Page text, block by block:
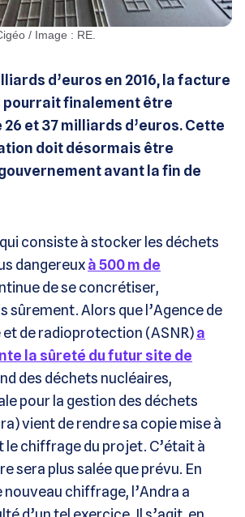
/ Image : RE.
d’euros en 2016, la facture
pourrait finalement être
et 37 milliards d’euros. Cette
doit désormais être
avant la fin de
consiste à stocker les déchets
dangereuxà 500 m de
de se concrétiser,
sûrement. Alors que l’Agence de
de radioprotection (ASNR)a
la sûreté du futur site de
des déchets nucléaires,
pour la gestion des déchets
vient de rendre sa copie mise à
chiffrage du projet. C’était à
sera plus salée que prévu. En
nouveau chiffrage, l’Andra a